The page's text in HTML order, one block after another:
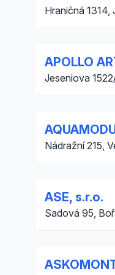
Hraničná
APOLLO
Jeseniova
Nádražní 215,
ASE, s.r.o.
Sadová 95,